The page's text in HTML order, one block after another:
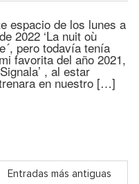
espacio de los lunes a
2022 ‘La nuit où
pero todavía tenía
favorita del año 2021,
, al estar
en nuestro […]
Entradas más antiguas